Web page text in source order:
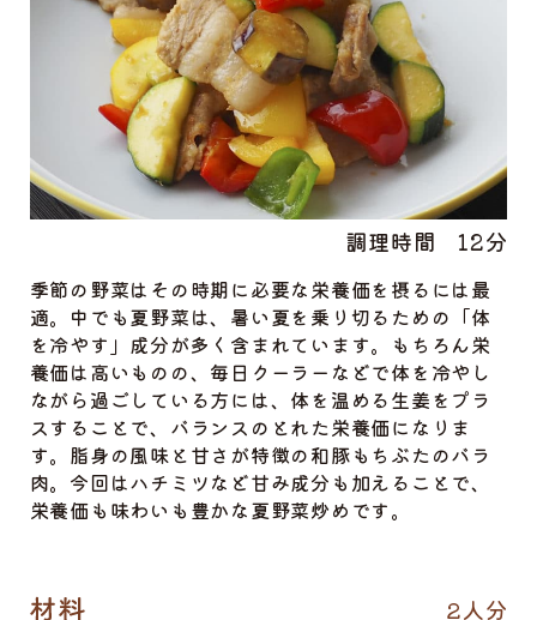
調理時間12分
季節の野菜はその時期に必要な栄養価を摂るには最
適。中でも夏野菜は、暑い夏を乗り切るための「体
を冷やす」成分が多く含まれています。もちろん栄
養価は高いものの、毎日クーラーなどで体を冷やし
ながら過ごしている方には、体を温める生姜をプラ
スすることで、バランスのとれた栄養価になりま
す。脂身の風味と甘さが特徴の和豚もちぶたのバラ
肉。今回はハチミツなど甘み成分も加えることで、
栄養価も味わいも豊かな夏野菜炒めです。
2人分